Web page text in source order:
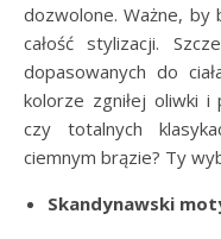
dozwolone. Ważne, by
całość stylizacji.
dopasowanych do
kolorze zgniłej oliwki i
czy totalnych
ciemnym brązie? Ty
Skandynawski